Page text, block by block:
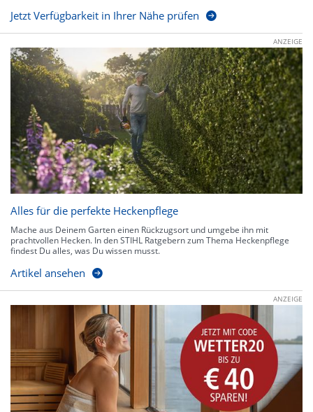
Jetzt Verfügbarkeit in Ihrer Nähe prüfen
ANZEIGE
Alles für die perfekte Heckenpflege
Mache aus Deinem Garten einen Rückzugsort und umgebe ihn mit
prachtvollen Hecken. In den STIHL Ratgebern zum Thema Heckenpflege
findest Du alles, was Du wissen musst.
Artikel ansehen
ANZEIGE